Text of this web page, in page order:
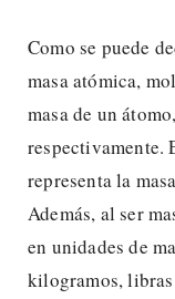
Como se puede
masa atómica,
masa de un
respectivamente.
representa la
Además, al ser
en unidades de
kilogramos,